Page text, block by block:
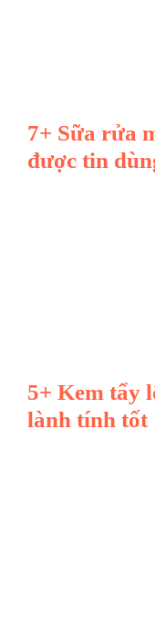
7+ Sữa rửa
được tin
5+ Kem tẩy
lành tính tốt